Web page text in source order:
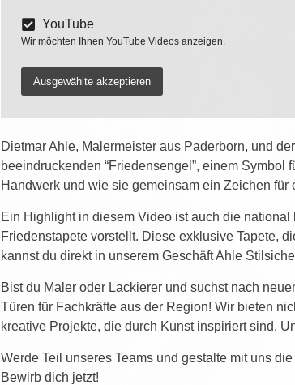
YouTube
Wir möchten Ihnen YouTube Videos anzeigen.
Ausgewählte akzeptieren
Dietmar Ahle, Malermeister aus Paderborn, und
beeindruckenden “Friedensengel”, einem
Handwerk und wie sie gemeinsam ein Zeichen
Ein Highlight in diesem Video ist auch die
Friedenstapete vorstellt. Diese exklusive Tapete,
kannst du direkt in unserem Geschäft Ahle
Bist du Maler oder Lackierer und suchst nach
Türen für Fachkräfte aus der Region! Wir bieten
kreative Projekte, die durch Kunst inspiriert sind.
Werde Teil unseres Teams und gestalte mit uns
Bewirb dich jetzt!